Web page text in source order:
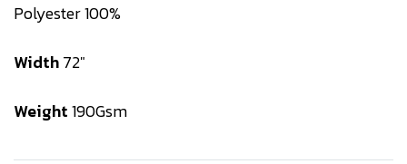
Polyester 100%
Width72"
Weight190Gsm